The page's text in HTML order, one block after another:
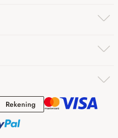
RekeningRekening